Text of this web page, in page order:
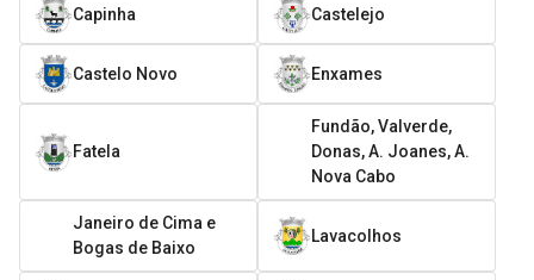
Capinha Castelejo
Castelo Novo Enxames
Fatela
Fundão, Valverde,
Donas, A. Joanes, A.
Nova Cabo
Janeiro de Cima e
Bogas de Baixo
Lavacolhos